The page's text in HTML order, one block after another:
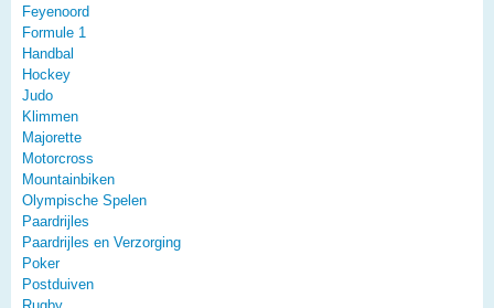
Feyenoord
Formule 1
Handbal
Hockey
Judo
Klimmen
Majorette
Motorcross
Mountainbiken
Olympische Spelen
Paardrijles
Paardrijles en Verzorging
Poker
Postduiven